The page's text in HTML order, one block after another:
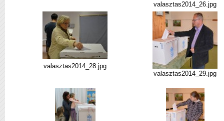
valasztas2014_26.jpg
valasztas2014_28.jpg
valasztas2014_29.jpg